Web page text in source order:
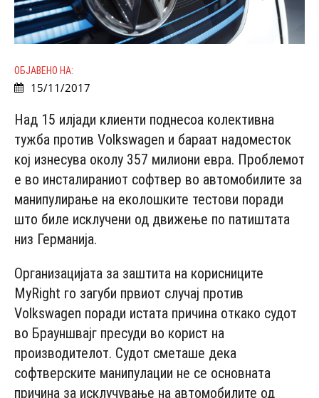
ОБЈАВЕНО НА:
15/11/2017
Над 15 илјади клиенти поднесоа колективна
тужба против Volkswagen и бараат надоместок
кој изнесува околу 357 милиони евра. Проблемот
е во инсталираниот софтвер во автомобилите за
манипулирање на еколошките тестови поради
што биле исклучени од движење по патиштата
низ Германија.
Организацијата за заштита на корисниците
MyRight го загуби првиот случај против
Volkswagen поради истата причина откако судот
во Брауншвајг пресуди во корист на
производителот. Судот сметаше дека
софтверските манипулации не се основната
причина за исклучување на автомобилите од